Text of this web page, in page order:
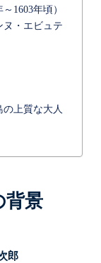
1603年頃）
ヌ・エビュテ
上質な大人
背景
郎